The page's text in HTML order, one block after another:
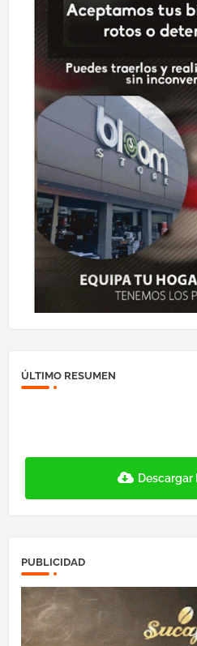
ÚLTIMO RESUMEN
Descargar
PUBLICIDAD